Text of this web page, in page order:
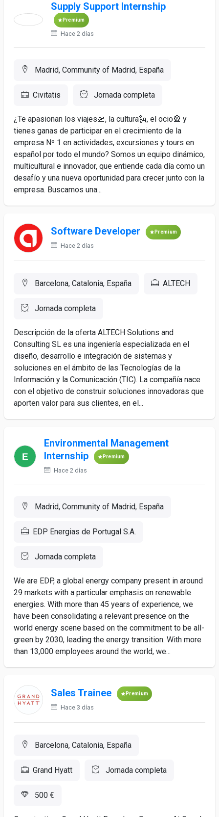
Supply Support Internship
Premium
Hace 2 días
Madrid, Community of Madrid, España
Civitatis Jornada completa
¿Te apasionan los viajes🛫, la cultura🗽, el ocio🎡 y
tienes ganas de participar en el crecimiento de la
empresa Nº 1 en actividades, excursiones y tours en
español por todo el mundo? Somos un equipo dinámico,
multicultural e innovador, que entiende cada día como un
desafío y una nueva oportunidad para crecer junto con la
empresa. Buscamos una...
Software Developer Premium
Hace 2 días
Barcelona, Catalonia, España ALTECH
Jornada completa
Descripción de la oferta ALTECH Solutions and
Consulting SL es una ingeniería especializada en el
diseño, desarrollo e integración de sistemas y
soluciones en el ámbito de las Tecnologías de la
Información y la Comunicación (TIC). La compañía nace
con el objetivo de construir soluciones innovadoras que
aporten valor para sus clientes, en el...
Environmental Management
Internship
Premium
Hace 2 días
Madrid, Community of Madrid, España
EDP Energias de Portugal S.A.
Jornada completa
We are EDP, a global energy company present in around
29 markets with a particular emphasis on renewable
energies. With more than 45 years of experience, we
have been consolidating a relevant presence on the
world energy scene based on the commitment to be all-
green by 2030, leading the energy transition. With more
than 13,000 employees around the world, we...
Sales Trainee Premium
Hace 3 días
Barcelona, Catalonia, España
Grand Hyatt Jornada completa
500 €